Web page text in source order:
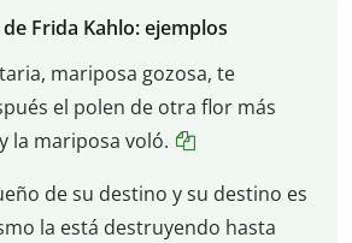
Frida Kahlo: ejemplos
mariposa gozosa, te
el polen de otra flor más
la mariposa voló.
de su destino y su destino es
la está destruyendo hasta